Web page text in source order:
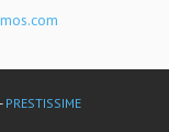
- PRESTISSIME